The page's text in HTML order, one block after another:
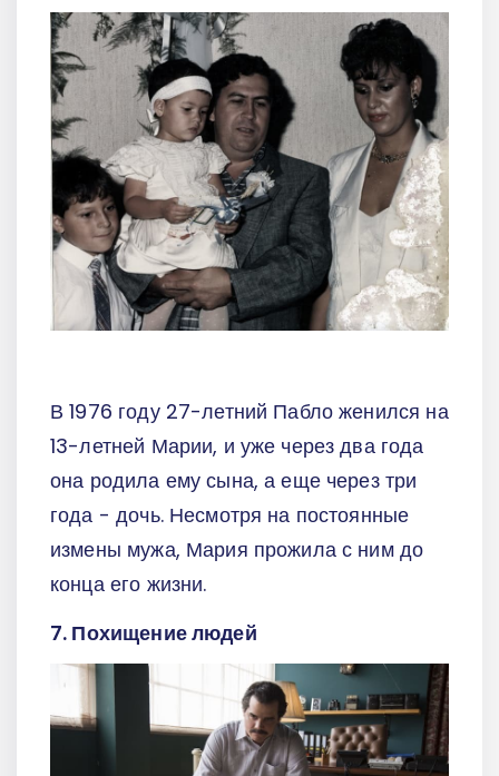
В 1976 году 27-летний Пабло женился на
13-летней Марии, и уже через два года
она родила ему сына, а еще через три
года - дочь. Несмотря на постоянные
измены мужа, Мария прожила с ним до
конца его жизни.
7. Похищение людей